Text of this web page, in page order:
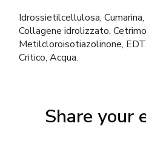
Idrossietilcellulosa,
Collagene idrolizzato,
Metilcloroisotiazolinone,
Critico, Acqua.
Share your